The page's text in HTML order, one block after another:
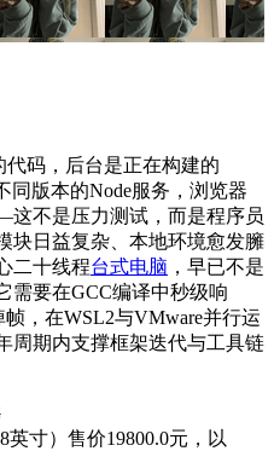
码，后台是正在构建的
同版本的Node服务，浏览器
不是压力测试，而是程序员
块日益复杂、本地环境愈发臃
二十线程台式电脑 ，早已不是
需要在GCC编译中秒级响
，在WSL2与VMware并行运
周期内支撑框架迭代与工具链
英寸）售价19800.0元，以